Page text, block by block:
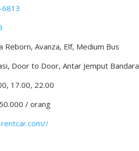
Reborn, Avanza, Elf, Medium Bus
Door to Door, Antar Jemput Bandara
17.00, 22.00
/ orang